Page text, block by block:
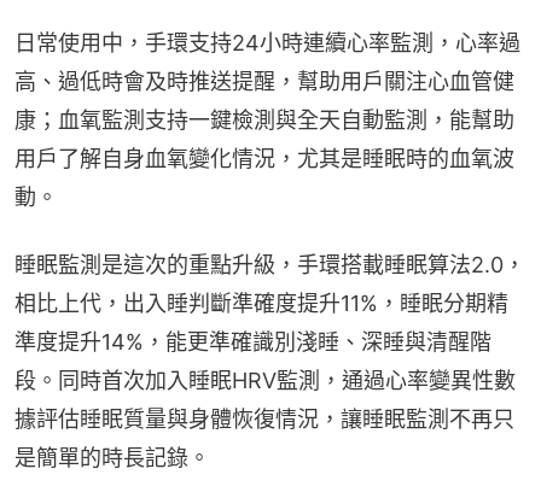
日常使用中，手環支持24小時連續心率監測，心率過
高、過低時會及時推送提醒，幫助用戶關注心血管健
康；血氧監測支持一鍵檢測與全天自動監測，能幫助
用戶了解自身血氧變化情況，尤其是睡眠時的血氧波
動。
睡眠監測是這次的重點升級，手環搭載睡眠算法2.0，
相比上代，出入睡判斷準確度提升11%，睡眠分期精
準度提升14%，能更準確識別淺睡、深睡與清醒階
段。同時首次加入睡眠HRV監測，通過心率變異性數
據評估睡眠質量與身體恢復情況，讓睡眠監測不再只
是簡單的時長記錄。